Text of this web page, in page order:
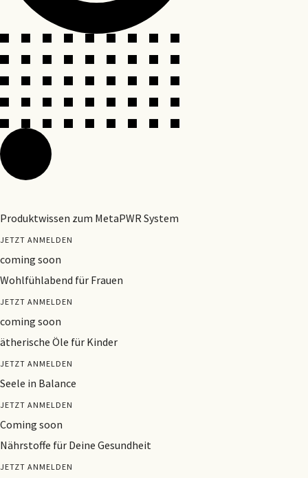
Produktwissen zum MetaPWR System
JETZT ANMELDEN
coming soon
Wohlfühlabend für Frauen
JETZT ANMELDEN
coming soon
ätherische Öle für Kinder
JETZT ANMELDEN
Seele in Balance
JETZT ANMELDEN
Coming soon
Nährstoffe für Deine Gesundheit
JETZT ANMELDEN